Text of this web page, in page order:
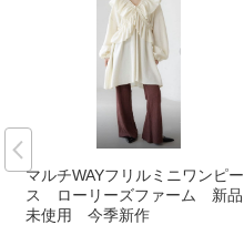
マルチWAYフリルミニワンピー
ス ローリーズファーム 新品
未使用 今季新作